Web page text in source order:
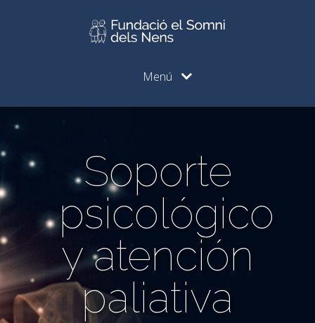
Menú
Soporte
psicológico
y atención
paliativa